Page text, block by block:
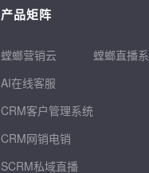
产品矩阵
螳螂营销云
AI在线客服
CRM客户管理系统
CRM网销电销
SCRM私域直播
螳螂直播